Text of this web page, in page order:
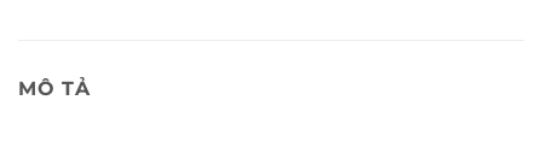
MÔ TẢ